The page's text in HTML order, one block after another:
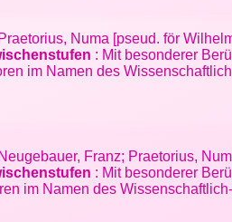
Numa [pseud. för
: Mit besonderer
im Namen des
Franz; Praetorius,
: Mit besonderer
im Namen des